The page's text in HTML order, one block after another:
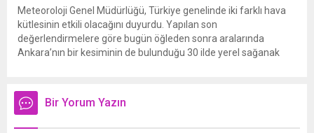
Meteoroloji Genel Müdürlüğü, Türkiye genelinde iki farklı hava
kütlesinin etkili olacağını duyurdu. Yapılan son
değerlendirmelere göre bugün öğleden sonra aralarında
Ankara’nın bir kesiminin de bulunduğu 30 ilde yerel sağanak
üzerine çıkarak yaz değerlerine ulaşacak. Ayrıca...
Bir Yorum Yazın